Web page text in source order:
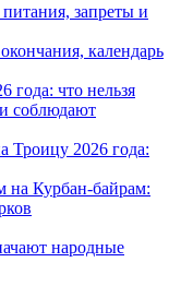
запреты и
календарь
года: что нельзя
соблюдают
Троицу 2026 года:
на Курбан-байрам:
народные